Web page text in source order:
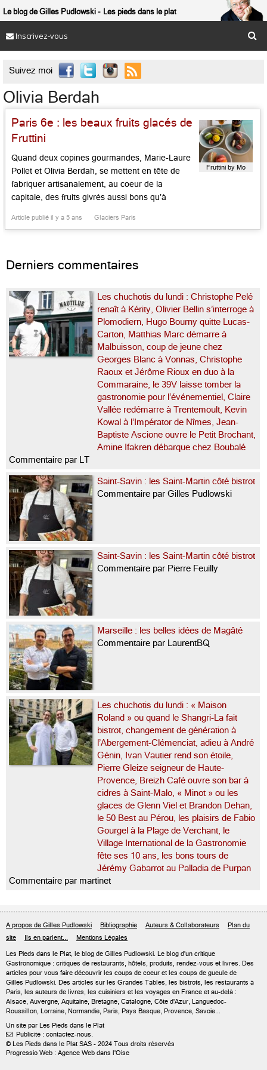
Le blog de Gilles Pudlowski Les pieds dans le plat
Inscrivez-vous
Suivez moi 
Olivia Berdah
Paris 6e : les beaux fruits glacés de
Fruttini
Quand deux copines gourmandes, Marie-Laure
Pollet et Olivia Berdah, se mettent en tête de
fabriquer artisanalement, au coeur de la
capitale, des fruits givrés aussi bons qu’à
Mo« . Ce qu’on trouve chez elles, rue Saint-
Article publié il y a 5 ans Glaciers Paris
Fruttini by Mo
Derniers commentaires
Les chuchotis du lundi : Christophe Pelé
renaît à Kérity, Olivier Bellin s’interroge à
Plomodiern, Hugo Bourny quitte Lucas-
Carton, Matthias Marc démarre à
Malbuisson, coup de jeune chez
Georges Blanc à Vonnas, Christophe
Raoux et Jérôme Rioux en duo à la
Commaraine, le 39V laisse tomber la
gastronomie pour l’événementiel, Claire
Vallée redémarre à Trentemoult, Kevin
Kowal à l’Impérator de Nîmes, Jean-
Baptiste Ascione ouvre le Petit Brochant,
Amine Ifakren débarque chez Boubalé
Commentaire par LT
Saint-Savin : les Saint-Martin côté bistrot
Commentaire par Gilles Pudlowski
Saint-Savin : les Saint-Martin côté bistrot
Commentaire par Pierre Feuilly
Marseille : les belles idées de Magâté
Commentaire par LaurentBQ
Les chuchotis du lundi : « Maison
Roland » ou quand le Shangri-La fait
bistrot, changement de génération à
l’Abergement-Clémenciat, adieu à André
Génin, Ivan Vautier rend son étoile,
Pierre Gleize seigneur de Haute-
Provence, Breizh Café ouvre son bar à
cidres à Saint-Malo, « Minot » ou les
glaces de Glenn Viel et Brandon Dehan,
le 50 Best au Pérou, les plaisirs de Fabio
Gourgel à la Plage de Verchant, le
Village International de la Gastronomie
fête ses 10 ans, les bons tours de
Jérémy Gabarrot au Palladia de Purpan
Commentaire par martinet
A propos de Gilles Pudlowski Bibliographie Auteurs & Collaborateurs
Plan du
site
Ils en parlent... Mentions Légales
Les Pieds dans le Plat, le blog de Gilles Pudlowski. Le blog d'un critique
Gastronomique : critiques de restaurants, hôtels, produits, rendez-vous et livres. Des
articles pour vous faire découvrir les coups de coeur et les coups de gueule de
Gilles Pudlowski. Des articles sur les Grandes Tables, les bistrots, les restaurants à
Paris, les auteurs de livres, les cuisiniers et les voyages en France et au-delà :
Alsace, Auvergne, Aquitaine, Bretagne, Catalogne, Côte d'Azur, Languedoc-
Roussillon, Lorraine, Normandie, Paris, Pays Basque, Provence, Savoie...
Un site par Les Pieds dans le Plat
 Publicité : contactez-nous.
© Les Pieds dans le Plat SAS - 2024 Tous droits réservés
Progressio Web : Agence Web dans l'Oise